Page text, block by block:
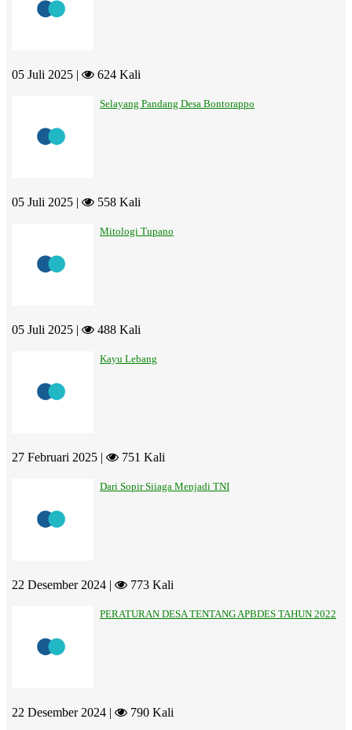
05 Juli 2025 | 624 Kali
Selayang Pandang Desa Bontorappo
05 Juli 2025 | 558 Kali
Mitologi Tupano
05 Juli 2025 | 488 Kali
Kayu Lebang
27 Februari 2025 | 751 Kali
Dari Sopir Siiaga Menjadi TNI
22 Desember 2024 | 773 Kali
PERATURAN DESA TENTANG APBDES TAHUN 2022
22 Desember 2024 | 790 Kali